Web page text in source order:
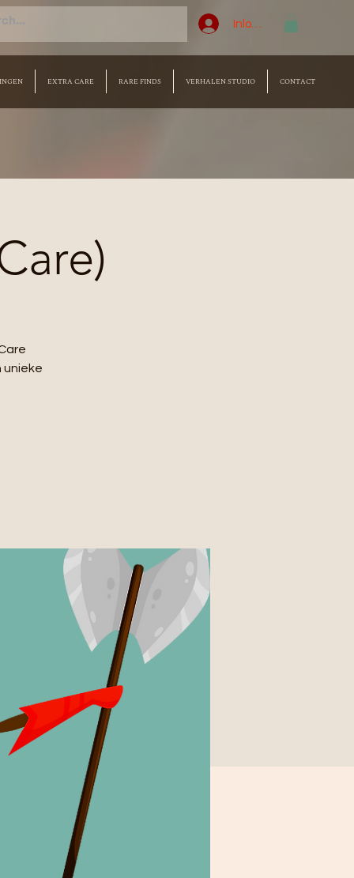
EXTRA CARE RARE FINDS VERHALEN STUDIO CONTACT
Inloggen
unieke